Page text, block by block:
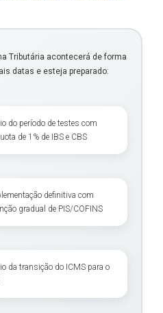
Tributária acontecerá de forma
datas e esteja preparado:
do período de testes com
de 1% de IBS e CBS
definitiva com
gradual de PIS/COFINS
da transição do ICMS para o